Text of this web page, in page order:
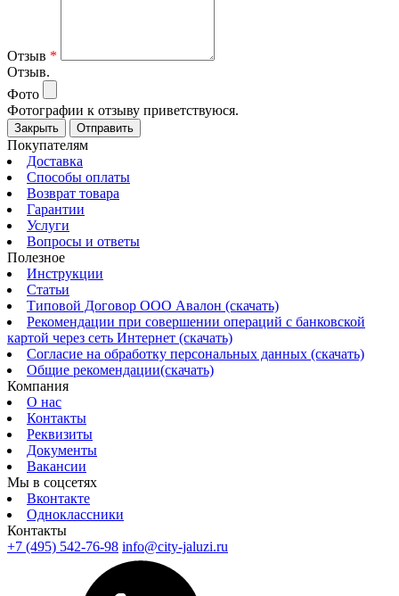
Отзыв *
Отзыв.
Фото
Фотографии к отзыву приветствуюся.
Закрыть Отправить
Покупателям
Доставка
Способы оплаты
Возврат товара
Гарантии
Услуги
Вопросы и ответы
Полезное
Инструкции
Статьи
Типовой Договор ООО Авалон (скачать)
Рекомендации при совершении операций с банковской
картой через сеть Интернет (скачать)
Согласие на обработку персональных данных (скачать)
Общие рекомендации(скачать)
Компания
О нас
Контакты
Реквизиты
Документы
Вакансии
Мы в соцсетях
Вконтакте
Одноклассники
Контакты
+7 (495) 542-76-98 info@city-jaluzi.ru